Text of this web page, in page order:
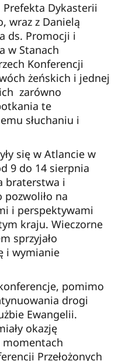
Dykasterii
wraz z Danielą
ds. Promocji i
w Stanach
Konferencji
żeńskich i jednej
zarówno
te
słuchaniu i
się w Atlancie w
9 do 14 sierpnia
braterstwa i
pozwoliło na
i perspektywami
kraju. Wieczorne
sprzyjało
i wymianie
pomimo
drogi
Ewangelii.
okazję
momentach
Przełożonych